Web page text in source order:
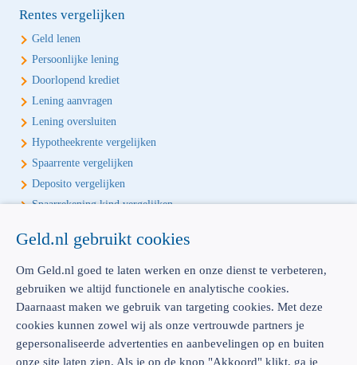
Rentes vergelijken
Geld lenen
Persoonlijke lening
Doorlopend krediet
Lening aanvragen
Lening oversluiten
Hypotheekrente vergelijken
Spaarrente vergelijken
Deposito vergelijken
Spaarrekening kind vergelijken
Écht onafhankelijk vergelijken
Geld.nl is de écht onafhankelijke vergelijker voor je verzekeringen en
bankproducten. Vergelijk, kies het beste product voor jou en betaal
geen euro te veel!
Geld.nl gebruikt cookies
Om Geld.nl goed te laten werken en onze dienst te verbeteren,
gebruiken we altijd functionele en analytische cookies.
Daarnaast maken we gebruik van targeting cookies. Met deze
cookies kunnen zowel wij als onze vertrouwde partners je
gepersonaliseerde advertenties en aanbevelingen op en buiten
onze site laten zien. Als je op de knop "Akkoord" klikt, ga je